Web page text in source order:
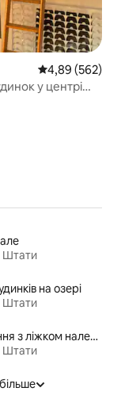
Середня
4,89 (562)
у центрі
Штати
на озері
Штати
Помешкання з ліжком належної висоти для людей з особливими потребами
Штати